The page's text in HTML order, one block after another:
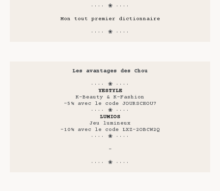
···· ❀ ····
Mon tout premier dictionnaire
···· ❀ ····
Les avantages des Chou
···· ❀ ····
YESTYLE
K-Beauty & K-Fashion
-5% avec le code JOURSCHOU7
···· ❀ ····
LUMIOS
Jeu lumineux
-10% avec le code LXZ-2OBCW2Q
···· ❀ ····
-
···· ❀ ····